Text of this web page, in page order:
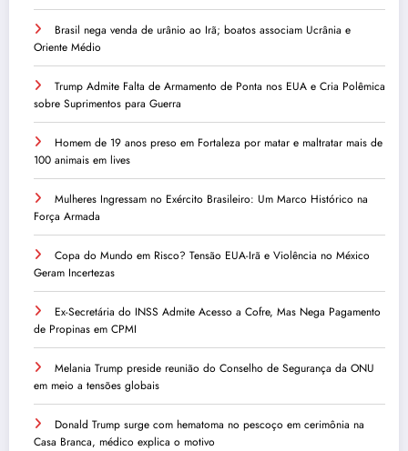
Brasil nega venda de urânio ao Irã; boatos associam Ucrânia e
Oriente Médio
Trump Admite Falta de Armamento de Ponta nos EUA e Cria Polêmica
sobre Suprimentos para Guerra
Homem de 19 anos preso em Fortaleza por matar e maltratar mais de
100 animais em lives
Mulheres Ingressam no Exército Brasileiro: Um Marco Histórico na
Força Armada
Copa do Mundo em Risco? Tensão EUA-Irã e Violência no México
Geram Incertezas
Ex-Secretária do INSS Admite Acesso a Cofre, Mas Nega Pagamento
de Propinas em CPMI
Melania Trump preside reunião do Conselho de Segurança da ONU
em meio a tensões globais
Donald Trump surge com hematoma no pescoço em cerimônia na
Casa Branca, médico explica o motivo